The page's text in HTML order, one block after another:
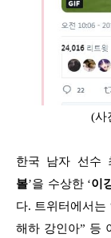
(사
한국 남자 선수
볼’을 수상한 ‘이
다. 트위터에서는
해하 강인아” 등